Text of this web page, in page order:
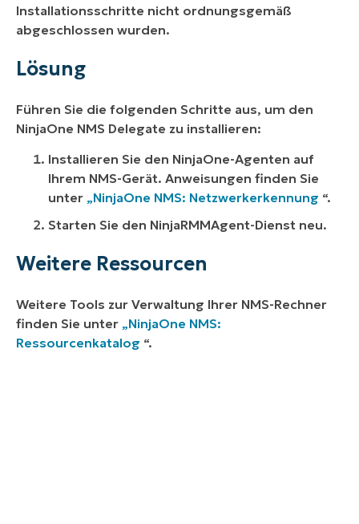
Installationsschritte nicht ordnungsgemäß
abgeschlossen wurden.
Lösung
Führen Sie die folgenden Schritte aus, um den
NinjaOne NMS Delegate zu installieren:
Installieren Sie den NinjaOne-Agenten auf
Ihrem NMS-Gerät. Anweisungen finden Sie
unter „NinjaOne NMS: Netzwerkerkennung “.
Starten Sie den NinjaRMMAgent-Dienst neu.
Weitere Ressourcen
Weitere Tools zur Verwaltung Ihrer NMS-Rechner
finden Sie unter „NinjaOne NMS:
Ressourcenkatalog “.